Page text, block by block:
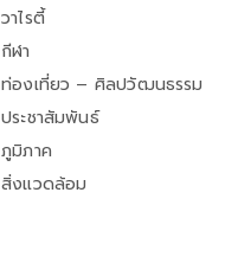
วาไรตี้
กีฬา
ท่องเที่ยว – ศิลปวัฒนธรรม
ประชาสัมพันธ์
ภูมิภาค
สิ่งแวดล้อม